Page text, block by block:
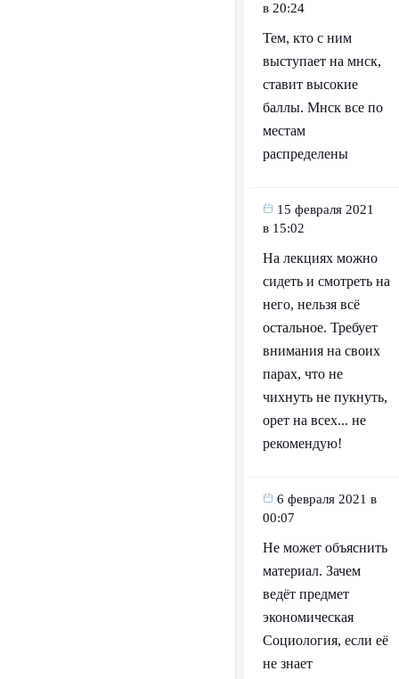
в 20:24
Тем, кто с ним
выступает на мнск,
ставит высокие
баллы. Мнск все по
местам
распределены
15 февраля 2021
в 15:02
На лекциях можно
сидеть и смотреть на
него, нельзя всё
остальное. Требует
внимания на своих
парах, что не
чихнуть не пукнуть,
орет на всех... не
рекомендую!
6 февраля 2021 в
00:07
Не может объяснить
материал. Зачем
ведёт предмет
экономическая
Социология, если её
не знает